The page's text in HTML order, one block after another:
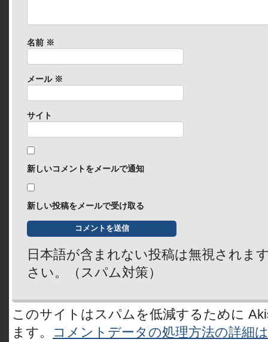
名前 ※
メール ※
サイト
新しいコメントをメールで通知
新しい投稿をメールで受け取る
日本語が含まれない投稿は無視されま
さい。（スパム対策）
このサイトはスパムを低減するために
ます。
コメントデータの処理方法の詳細